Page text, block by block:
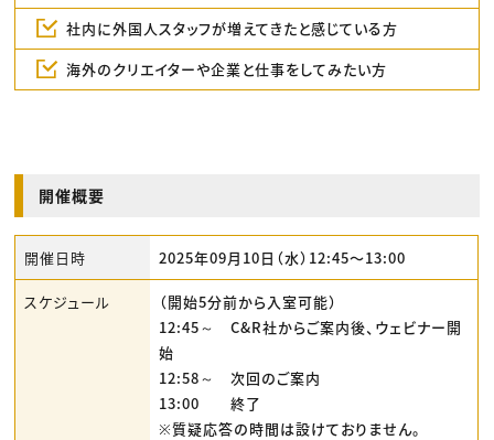
社内に外国人スタッフが増えてきたと感じている方
海外のクリエイターや企業と仕事をしてみたい方
開催概要
開催日時 2025年09月10日（水）12:45〜13:00
スケジュール
（開始5分前から入室可能）
12:45～ C&R社からご案内後、ウェビナー開
始
12:58～ 次回のご案内
13:00 終了
※質疑応答の時間は設けておりません。